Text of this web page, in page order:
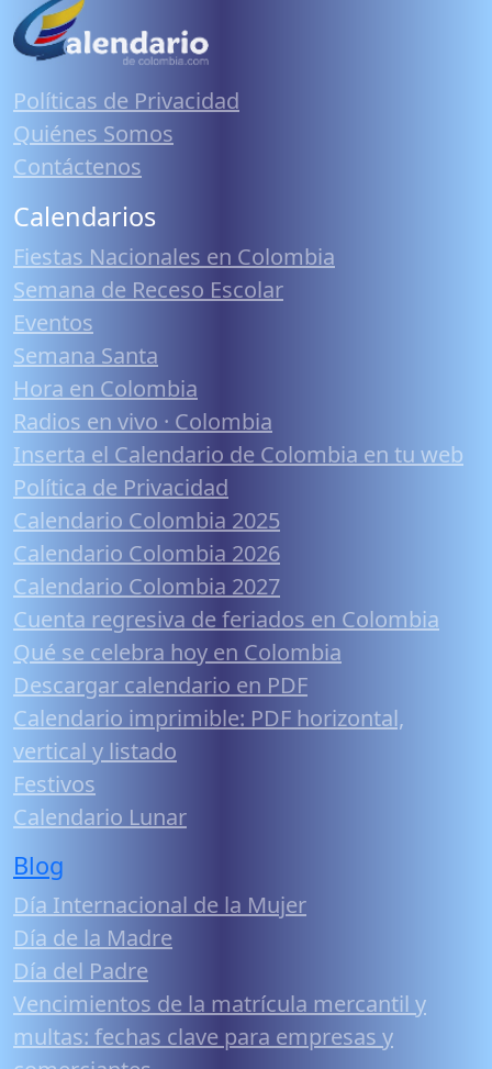
Políticas de Privacidad
Quiénes Somos
Contáctenos
Calendarios
Fiestas Nacionales en Colombia
Semana de Receso Escolar
Eventos
Semana Santa
Hora en Colombia
Radios en vivo · Colombia
Inserta el Calendario de Colombia en tu web
Política de Privacidad
Calendario Colombia 2025
Calendario Colombia 2026
Calendario Colombia 2027
Cuenta regresiva de feriados en Colombia
Qué se celebra hoy en Colombia
Descargar calendario en PDF
Calendario imprimible: PDF horizontal,
vertical y listado
Festivos
Calendario Lunar
Blog
Día Internacional de la Mujer
Día de la Madre
Día del Padre
Vencimientos de la matrícula mercantil y
multas: fechas clave para empresas y